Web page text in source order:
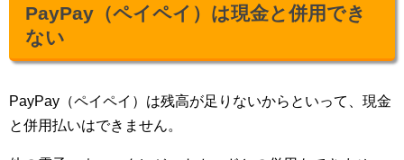
PayPay（ペイペイ）は現金と併用でき
ない
PayPay（ペイペイ）は残高が足りないからといって、現金
と併用払いはできません。